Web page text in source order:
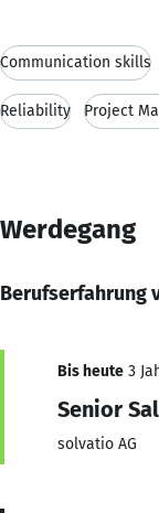
Communication skills
Reliability Project
Werdegang
Berufserfahrung
Bis heute 3
Senior
solvatio AG